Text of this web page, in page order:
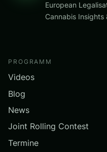
European
Cannabis Insights
PROGRAMM
Videos
Blog
News
Joint Rolling Contest
Termine